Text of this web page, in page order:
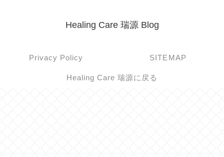
Healing Care 瑞源 Blog
Privacy Policy SITEMAP
Healing Care 瑞源に戻る